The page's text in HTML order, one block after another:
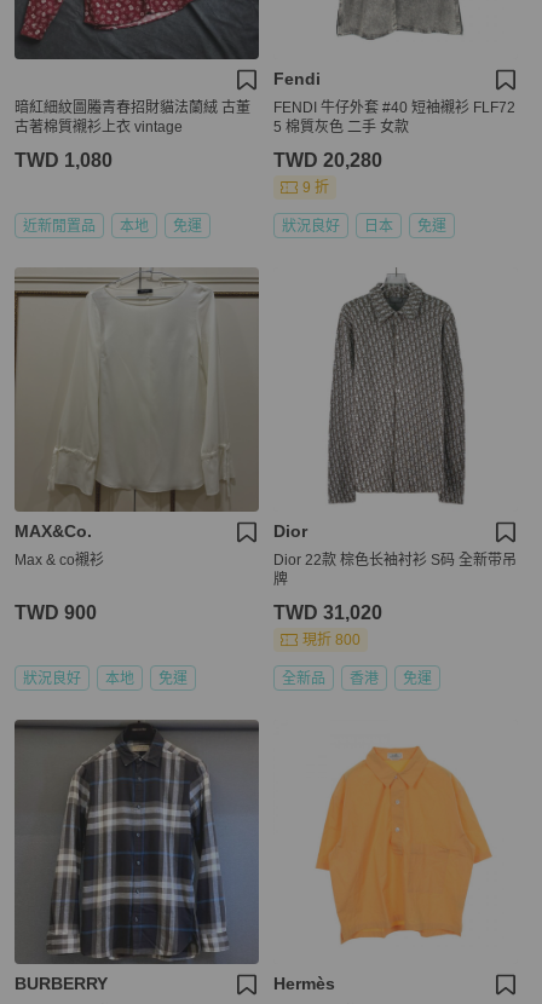
暗紅細紋圖螣青春招財貓法蘭絨 古董
古著棉質襯衫上衣 vintage
TWD 1,080
近新閒置品 本地 免運
Fendi
FENDI 牛仔外套 #40 短袖襯衫 FLF72
5 棉質灰色 二手 女款
TWD 20,280
9 折
狀況良好 日本 免運
MAX&Co.
Max & co襯衫
TWD 900
狀況良好 本地 免運
Dior
Dior 22款 棕色长袖衬衫 S码 全新带吊
牌
TWD 31,020
現折 800
全新品 香港 免運
BURBERRY Hermès